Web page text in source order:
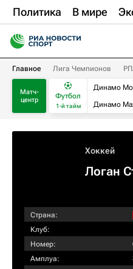
Политика В мире
Главное Лига Чемпионов
Матч-
центр
Футбол
1-й тайм
Динамо
Динамо
Хоккей
Логан
Страна:
Клуб:
Номер:
Амплуа: